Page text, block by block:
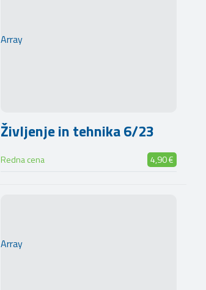
Array
Življenje in tehnika 6/23
Redna cena 4,90 €
Array